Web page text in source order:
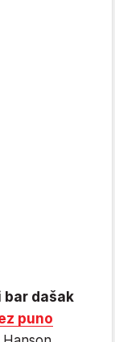
bar dašak
puno